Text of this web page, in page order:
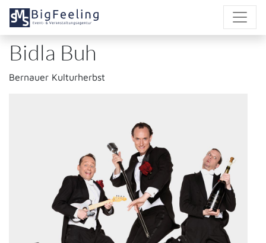
Direkt
zum
Inhalt
Bidla Buh
Bernauer Kulturherbst